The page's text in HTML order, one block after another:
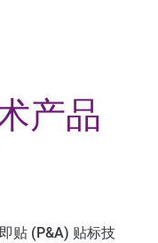
产品
贴 (P&A) 贴标技